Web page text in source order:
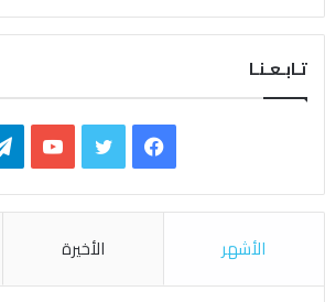
تـابـعـنـا
ي
ب
و
ي
ت
و
ي
الأشهر الأخيرة